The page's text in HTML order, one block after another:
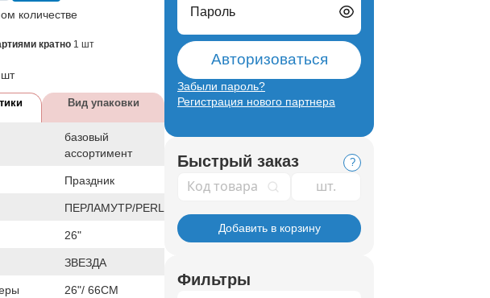
количестве
кратно 1 шт
Вид упаковки
базовый
ассортимент
Праздник
ПЕРЛАМУТР/PERL
26"
ЗВЕЗДА
26"/ 66CM
Пароль
Авторизоваться
Забыли пароль?
Регистрация нового партнера
Быстрый заказ ?
Код товара
Добавить в корзину
Фильтры